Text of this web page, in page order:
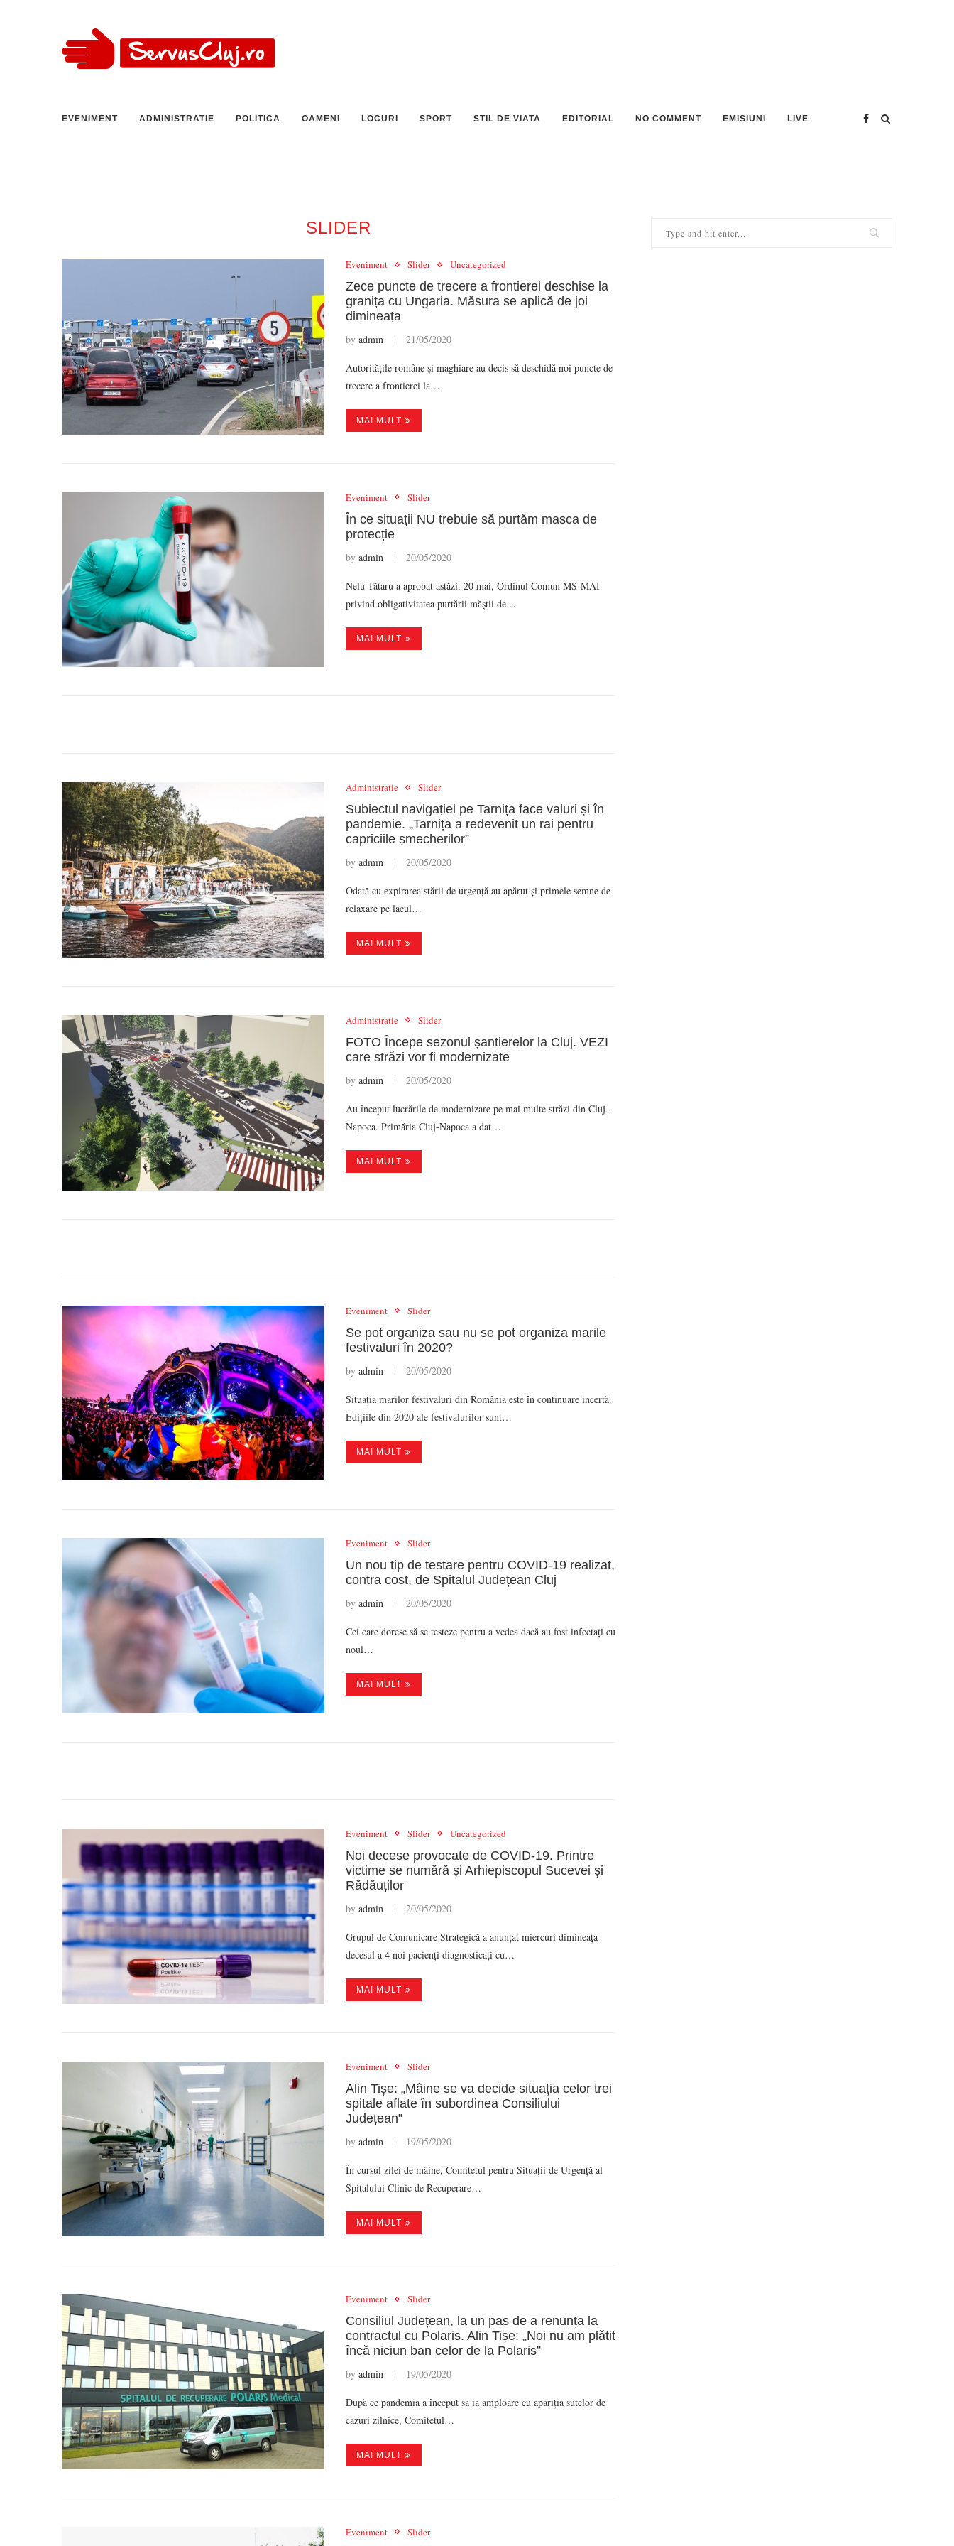
EVENIMENT ADMINISTRATIE POLITICA OAMENI LOCURI SPORT STIL DE VIATA EDITORIAL NO COMMENT EMISIUNI LIVE
SLIDER
Eveniment Slider Uncategorized
Zece puncte de trecere a frontierei deschise la
granița cu Ungaria. Măsura se aplică de joi
dimineața
by admin 21/05/2020
Autoritățile române și maghiare au decis să deschidă noi puncte de
trecere a frontierei la…
MAI MULT
Eveniment Slider
În ce situații NU trebuie să purtăm masca de
protecție
by admin 20/05/2020
Nelu Tătaru a aprobat astăzi, 20 mai, Ordinul Comun MS-MAI
privind obligativitatea purtării măștii de…
MAI MULT
Administratie Slider
Subiectul navigației pe Tarnița face valuri și în
pandemie. „Tarnița a redevenit un rai pentru
capriciile șmecherilor”
by admin 20/05/2020
Odată cu expirarea stării de urgență au apărut și primele semne de
relaxare pe lacul…
MAI MULT
Administratie Slider
FOTO Începe sezonul șantierelor la Cluj. VEZI
care străzi vor fi modernizate
by admin 20/05/2020
Au început lucrările de modernizare pe mai multe străzi din Cluj-
Napoca. Primăria Cluj-Napoca a dat…
MAI MULT
Eveniment Slider
Se pot organiza sau nu se pot organiza marile
festivaluri în 2020?
by admin 20/05/2020
Situația marilor festivaluri din România este în continuare incertă.
Edițiile din 2020 ale festivalurilor sunt…
MAI MULT
Eveniment Slider
Un nou tip de testare pentru COVID-19 realizat,
contra cost, de Spitalul Județean Cluj
by admin 20/05/2020
Cei care doresc să se testeze pentru a vedea dacă au fost infectați cu
noul…
MAI MULT
Eveniment Slider Uncategorized
Noi decese provocate de COVID-19. Printre
victime se numără și Arhiepiscopul Sucevei și
Rădăuților
by admin 20/05/2020
Grupul de Comunicare Strategică a anunțat miercuri dimineața
decesul a 4 noi pacienți diagnosticați cu…
MAI MULT
Eveniment Slider
Alin Tișe: „Mâine se va decide situația celor trei
spitale aflate în subordinea Consiliului
Județean”
by admin 19/05/2020
În cursul zilei de mâine, Comitetul pentru Situații de Urgență al
Spitalului Clinic de Recuperare…
MAI MULT
Eveniment Slider
Consiliul Județean, la un pas de a renunța la
contractul cu Polaris. Alin Tișe: „Noi nu am plătit
încă niciun ban celor de la Polaris”
by admin 19/05/2020
După ce pandemia a început să ia amploare cu apariția sutelor de
cazuri zilnice, Comitetul…
MAI MULT
Eveniment Slider